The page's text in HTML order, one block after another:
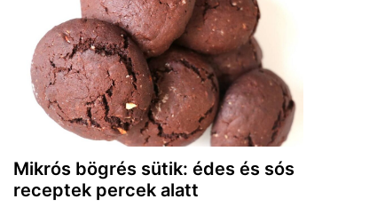
Mikrós bögrés sütik: édes és sós
receptek percek alatt